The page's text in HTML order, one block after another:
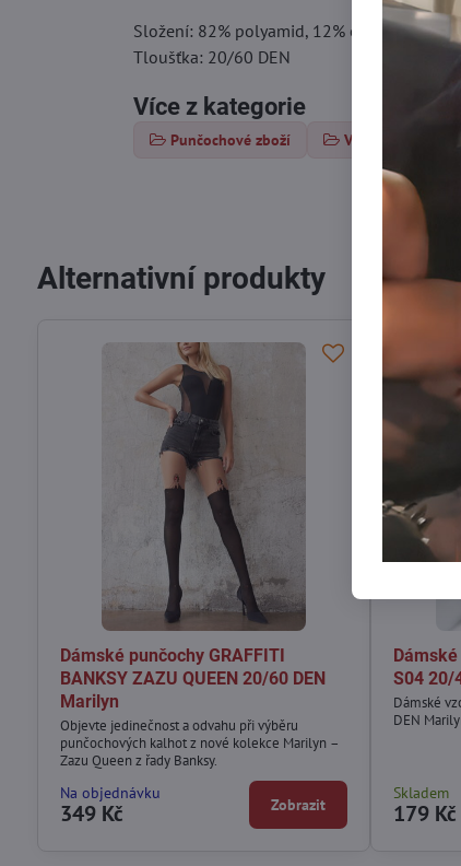
Složení: 82% polyamid, 12% elastan, 5%
Tloušťka: 20/60 DEN
Více z kategorie
Punčochové zboží Vzorované
Alternativní produkty
Dámské punčochy GRAFFITI
BANKSY ZAZU QUEEN 20/60 DEN
Marilyn
Objevte jedinečnost a odvahu při výběru
punčochových kalhot z nové kolekce Marilyn –
Zazu Queen z řady Banksy.
Na objednávku
349 Kč Zobrazit
S04 20/
Dámské
DEN
Skladem
179 Kč